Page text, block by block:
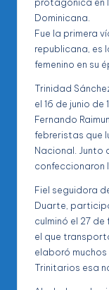
Dominicana.
Fue la primera
republicana, es
femenino en su
Trinidad
el 16 de junio de
Fernando
febreristas que
Nacional. Junto
confeccionaron
Fiel seguidora
Duarte,
culminó el 27
el que
elaboró
Trinitarios esa